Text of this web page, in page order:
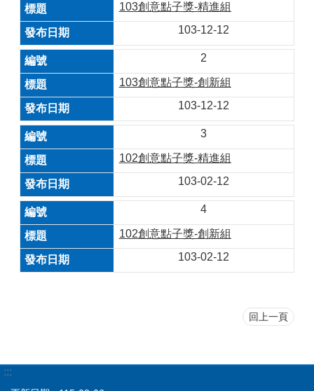
103創意點子獎-精進組
103-12-12
2
103創意點子獎-創新組
103-12-12
3
102創意點子獎-精進組
103-02-12
4
102創意點子獎-創新組
103-02-12
回上一頁
:::